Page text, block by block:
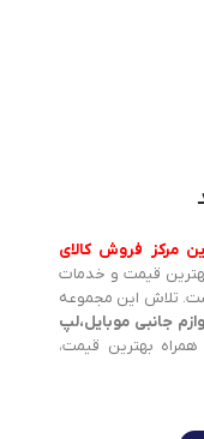
مرکز فروش کالای
بهترین قیمت و خدمات
تلاش این مجموعه
جانبی موبایل،لپ
بهترین قیمت،